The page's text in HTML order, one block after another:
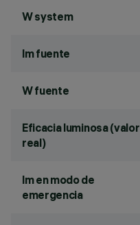
W system
lm fuente
W fuente
Eficacia luminosa (valor
real)
lm en modo de
emergencia